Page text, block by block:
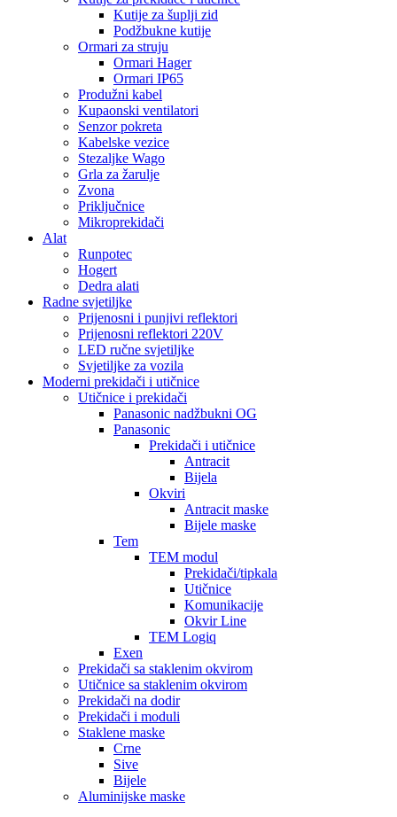
Kutije za šuplji zid
Podžbukne kutije
Ormari za struju
Ormari Hager
Ormari IP65
Produžni kabel
Kupaonski ventilatori
Senzor pokreta
Kabelske vezice
Stezaljke Wago
Grla za žarulje
Zvona
Priključnice
Mikroprekidači
Alat
Runpotec
Hogert
Dedra alati
Radne svjetiljke
Prijenosni i punjivi reflektori
Prijenosni reflektori 220V
LED ručne svjetiljke
Svjetiljke za vozila
Moderni prekidači i utičnice
Utičnice i prekidači
Panasonic nadžbukni OG
Panasonic
Prekidači i utičnice
Antracit
Bijela
Okviri
Antracit maske
Bijele maske
Tem
TEM modul
Prekidači/tipkala
Utičnice
Komunikacije
Okvir Line
TEM Logiq
Exen
Prekidači sa staklenim okvirom
Utičnice sa staklenim okvirom
Prekidači na dodir
Prekidači i moduli
Staklene maske
Crne
Sive
Bijele
Aluminijske maske